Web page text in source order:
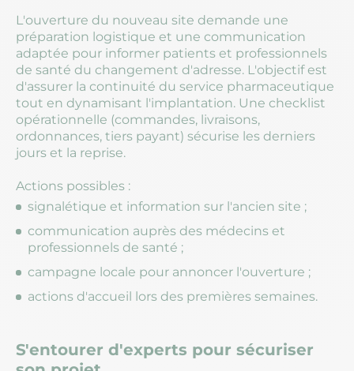
L'ouverture du nouveau site demande une
préparation logistique et une communication
adaptée pour informer patients et professionnels
de santé du changement d'adresse. L'objectif est
d'assurer la continuité du service pharmaceutique
tout en dynamisant l'implantation. Une checklist
opérationnelle (commandes, livraisons,
ordonnances, tiers payant) sécurise les derniers
jours et la reprise.
Actions possibles :
signalétique et information sur l'ancien site ;
communication auprès des médecins et
professionnels de santé ;
campagne locale pour annoncer l'ouverture ;
actions d'accueil lors des premières semaines.
S'entourer d'experts pour sécuriser